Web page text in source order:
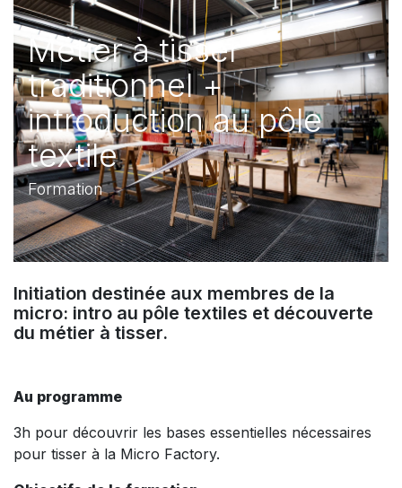
Métier à tisser
traditionnel +
introduction au pôle
textile
Formation
Initiation destinée aux membres de la
micro: intro au pôle textiles et découverte
du métier à tisser.
Au programme
3h pour découvrir les bases essentielles nécessaires
pour tisser à la Micro Factory.